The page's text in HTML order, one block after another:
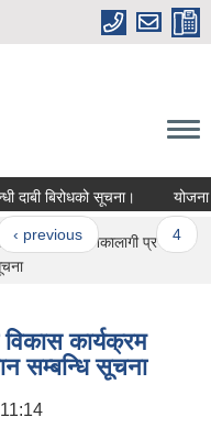
दाबी बिरोधको सूचना। योजना
‹ previous …
संचालनकालागी प्रस्ताव
कार्यक्रम
सम्बन्धि सूचना